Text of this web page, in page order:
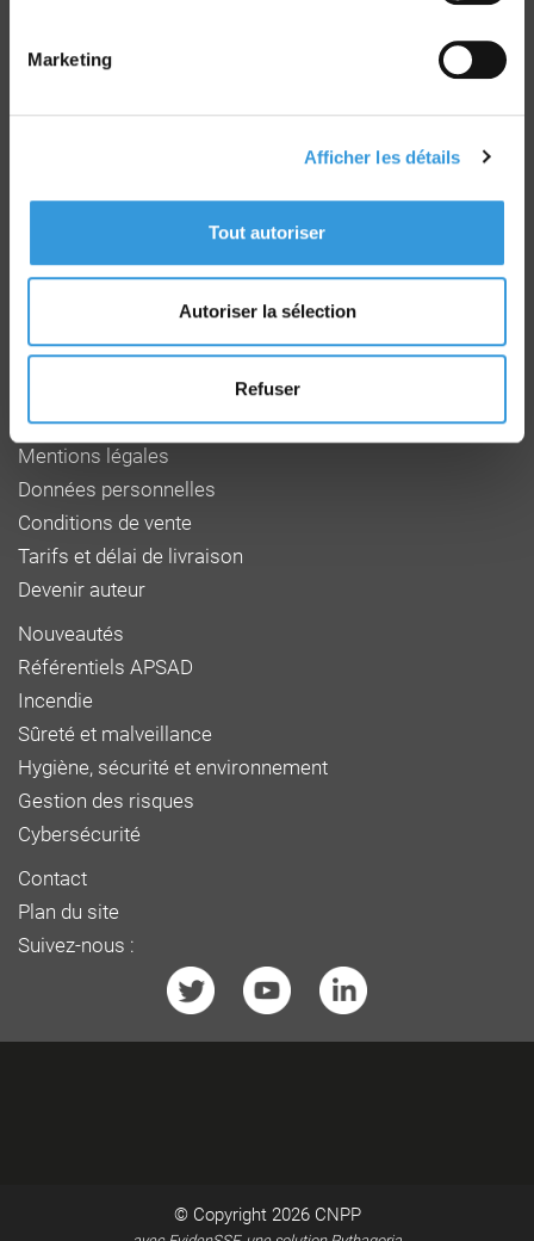
Marketing
Afficher les détails
Tout autoriser
Autoriser la sélection
Refuser
Route de la Chapelle Réanville
Tél : 02 32 53 64 34
www.faceaurisque.com
Qui sommes-nous
Mentions légales
Données personnelles
Conditions de vente
Tarifs et délai de livraison
Devenir auteur
Nouveautés
Référentiels APSAD
Incendie
Sûreté et malveillance
Hygiène, sécurité et environnement
Gestion des risques
Cybersécurité
Contact
Plan du site
Suivez-nous :
© Copyright 2026 CNPP